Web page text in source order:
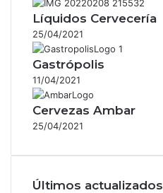
Líquidos Cervecería
25/04/2021
Gastrópolis
11/04/2021
Cervezas Ambar
25/04/2021
Últimos actualizados